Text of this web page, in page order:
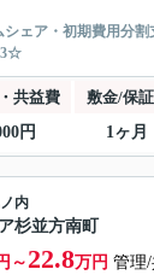
ェア・初期費用分
共益費 敷金/保
円 1ヶ月
内
杉並方南町
～ 22.8万円 管理/